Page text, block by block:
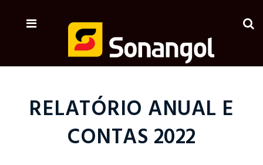
RELATÓRIO ANUAL E
CONTAS 2022